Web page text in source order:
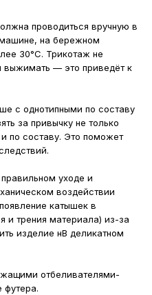
проводиться вручную в
на бережном
30°С. Трикотаж не
выжимать — это приведёт к
с однотипными по составу
за привычку не только
и по составу. Это поможет
уходе и
воздействии
катышек в
и трения материала) из-за
изделие нВ деликатном
отбеливателями-